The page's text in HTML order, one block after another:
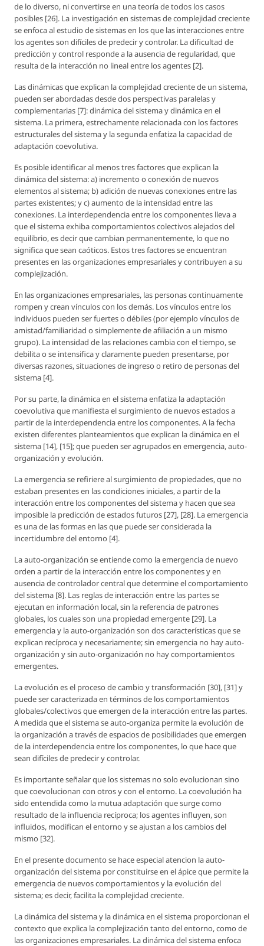
de lo diverso, ni convertirse en una teoría de todos los casos
posibles [26]. La investigación en sistemas de complejidad creciente
se enfoca al estudio de sistemas en los que las interacciones entre
los agentes son difíciles de predecir y controlar. La dificultad de
predicción y control responde a la ausencia de regularidad, que
resulta de la interacción no lineal entre los agentes [2].
Las dinámicas que explican la complejidad creciente de un sistema,
pueden ser abordadas desde dos perspectivas paralelas y
complementarias [7]: dinámica del sistema y dinámica en el
sistema. La primera, estrechamente relacionada con los factores
estructurales del sistema y la segunda enfatiza la capacidad de
adaptación coevolutiva.
Es posible identificar al menos tres factores que explican la
dinámica del sistema: a) incremento o conexión de nuevos
elementos al sistema; b) adición de nuevas conexiones entre las
partes existentes; y c) aumento de la intensidad entre las
conexiones. La interdependencia entre los componentes lleva a
que el sistema exhiba comportamientos colectivos alejados del
equilibrio, es decir que cambian permanentemente, lo que no
significa que sean caóticos. Estos tres factores se encuentran
presentes en las organizaciones empresariales y contribuyen a su
complejización.
En las organizaciones empresariales, las personas continuamente
rompen y crean vínculos con los demás. Los vínculos entre los
individuos pueden ser fuertes o débiles (por ejemplo vínculos de
amistad/familiaridad o simplemente de afiliación a un mismo
grupo). La intensidad de las relaciones cambia con el tiempo, se
debilita o se intensifica y claramente pueden presentarse, por
diversas razones, situaciones de ingreso o retiro de personas del
sistema [4].
Por su parte, la dinámica en el sistema enfatiza la adaptación
coevolutiva que manifiesta el surgimiento de nuevos estados a
partir de la interdependencia entre los componentes. A la fecha
existen diferentes planteamientos que explican la dinámica en el
sistema [14], [15]; que pueden ser agrupados en emergencia, auto-
organización y evolución.
La emergencia se refiriere al surgimiento de propiedades, que no
estaban presentes en las condiciones iniciales, a partir de la
interacción entre los componentes del sistema y hacen que sea
imposible la predicción de estados futuros [27], [28]. La emergencia
es una de las formas en las que puede ser considerada la
incertidumbre del entorno [4].
La auto-organización se entiende como la emergencia de nuevo
orden a partir de la interacción entre los componentes y en
ausencia de controlador central que determine el comportamiento
del sistema [8]. Las reglas de interacción entre las partes se
ejecutan en información local, sin la referencia de patrones
globales, los cuales son una propiedad emergente [29]. La
emergencia y la auto-organización son dos características que se
explican recíproca y necesariamente; sin emergencia no hay auto-
organización y sin auto-organización no hay comportamientos
emergentes.
La evolución es el proceso de cambio y transformación [30], [31] y
puede ser caracterizada en términos de los comportamientos
globales/colectivos que emergen de la interacción entre las partes.
A medida que el sistema se auto-organiza permite la evolución de
la organización a través de espacios de posibilidades que emergen
de la interdependencia entre los componentes, lo que hace que
sean difíciles de predecir y controlar.
Es importante señalar que los sistemas no solo evolucionan sino
que coevolucionan con otros y con el entorno. La coevolución ha
sido entendida como la mutua adaptación que surge como
resultado de la influencia recíproca; los agentes influyen, son
influidos, modifican el entorno y se ajustan a los cambios del
mismo [32].
En el presente documento se hace especial atencion la auto-
organización del sistema por constituirse en el ápice que permite la
emergencia de nuevos comportamientos y la evolución del
sistema; es decir, facilita la complejidad creciente.
La dinámica del sistema y la dinámica en el sistema proporcionan el
contexto que explica la complejización tanto del entorno, como de
las organizaciones empresariales. La dinámica del sistema enfoca